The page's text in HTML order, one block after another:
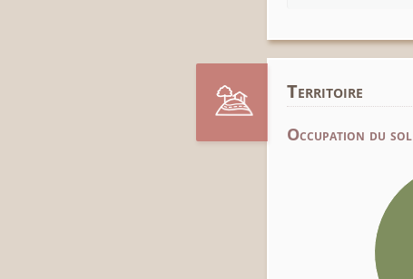
Territoire
Occupation du sol